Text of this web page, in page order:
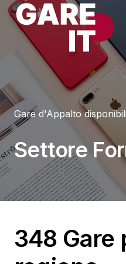
Home
Appalti
Lavori
Servizi
Forniture
Sanità
Appalti
Gare d'Appalto
Settore
348 Gare